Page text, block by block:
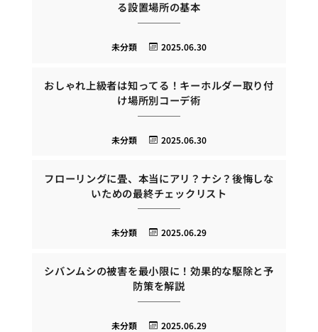
る設置場所の基本
2025.06.30
未分類
おしゃれ上級者は知ってる！キーホルダー取り付
け場所別コーデ術
2025.06.30
未分類
フローリングに畳、本当にアリ？ナシ？後悔しな
いための最終チェックリスト
2025.06.29
未分類
シバンムシの被害を最小限に！効果的な駆除と予
防策を解説
2025.06.29
未分類